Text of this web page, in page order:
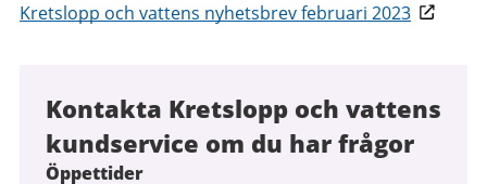
Kretslopp och vattens nyhetsbrev februari 2023
Kontakta Kretslopp och vattens
kundservice om du har frågor
Öppettider